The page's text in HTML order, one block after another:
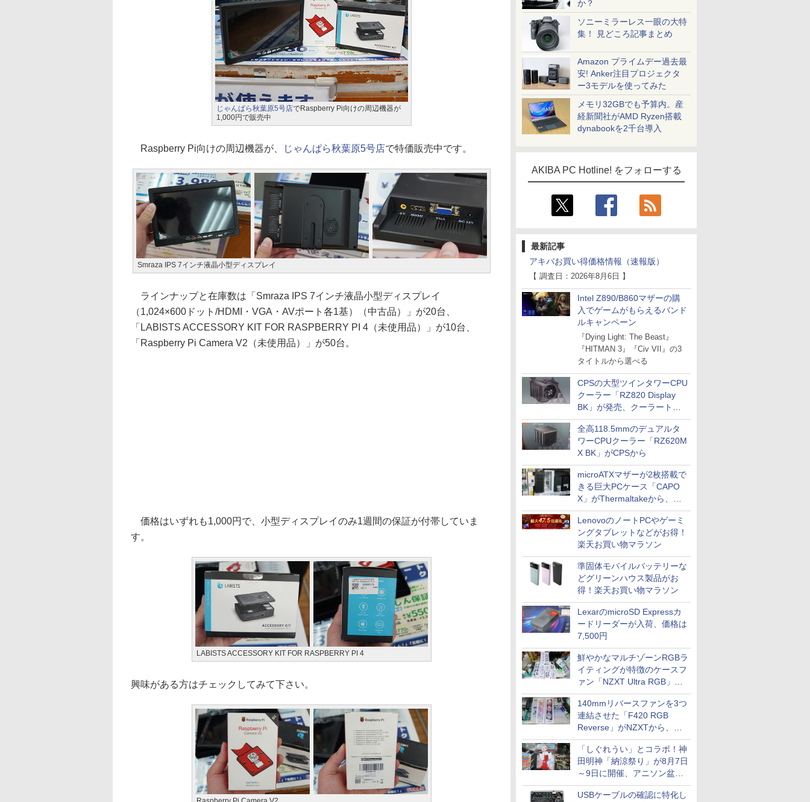
か？
ソニーミラーレス一眼の大特
集！ 見どころ記事まとめ
Amazon プライムデー過去最
安! Anker注目プロジェクタ
ー3モデルを使ってみた
メモリ32GBでも予算内。産
経新聞社がAMD Ryzen搭載
dynabookを2千台導入
AKIBA PC Hotline! をフォローする
最新記事
アキバお買い得価格情報（速報版）
【 調査日：2026年8月6日 】
Intel Z890/B860マザーの購
入でゲームがもらえるバンド
ルキャンペーン
『Dying Light: The Beast』
『HITMAN 3』『Civ VII』の3
タイトルから選べる
CPSの大型ツインタワーCPU
クーラー「RZ820 Display
BK」が発売、クーラートッ
プに5インチ液晶搭載
全高118.5mmのデュアルタ
ワーCPUクーラー「RZ620M
X BK」がCPSから
microATXマザーが2枚搭載で
きる巨大PCケース「CAPO
X」がThermaltakeから、カ
ラーは2色
LenovoのノートPCやゲーミ
ングタブレットなどがお得！
楽天お買い物マラソン
準固体モバイルバッテリーな
どグリーンハウス製品がお
得！楽天お買い物マラソン
LexarのmicroSD Expressカ
ードリーダーが入荷、価格は
7,500円
鮮やかなマルチゾーンRGBラ
イティングが特徴のケースフ
ァン「NZXT Ultra RGB」が
発売、計8製品
140mmリバースファンを3つ
連結させた「F420 RGB
Reverse」がNZXTから、単
一フレーム採用
「しぐれうい」とコラボ！神
田明神「納涼祭り」が8月7日
～9日に開催、アニソン盆踊
りや屋台グルメなどもあり
USBケーブルの確認に特化し
じゃんぱら秋葉原5号店でRaspberry Pi向けの周辺機器が
1,000円で販売中
Raspberry Pi向けの周辺機器が、 じゃんぱら秋葉原5号店で特価販売中です。
Smraza IPS 7インチ液晶小型ディスプレイ
ラインナップと在庫数は「Smraza IPS 7インチ液晶小型ディスプレイ
（1,024×600ドット/HDMI・VGA・AVポート各1基）（中古品）」が20台、
「LABISTS ACCESSORY KIT FOR RASPBERRY PI 4（未使用品）」が10台、
「Raspberry Pi Camera V2（未使用品）」が50台。
価格はいずれも1,000円で、小型ディスプレイのみ1週間の保証が付帯していま
す。
LABISTS ACCESSORY KIT FOR RASPBERRY PI 4
興味がある方はチェックしてみて下さい。